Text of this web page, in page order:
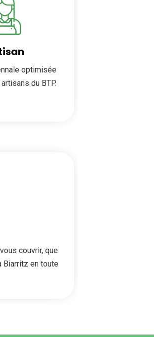
optimisée
du BTP.
couvrir, que
Biarritz en toute